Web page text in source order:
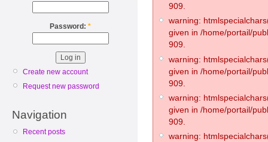
Password: *
Create new account
Request new password
Navigation
Recent posts
909.
warning:
given in /home/portail/
909.
warning:
given in /home/portail/
909.
warning:
given in /home/portail/
909.
warning: